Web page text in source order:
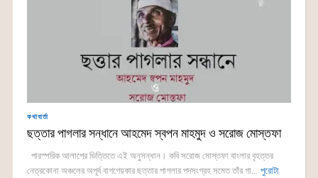
কথাবার্তা
ছত্তার পাগলার সন্ধানে আহমেদ স্বপন মাহমুদ ও সরোজ মোস্তফা
পারস্পরিক আলাপের ভিত্তিতে এই অনুসন্ধান। কবি সরোজ মোস্তফা বাংলার বৃহত্তর
নেত্রকোনা অঞ্চলের অপূর্ব বাগগেয়কার ছত্তার পাগলার পদসংগ্রহ সমেত তাঁর গা... পুরোটা